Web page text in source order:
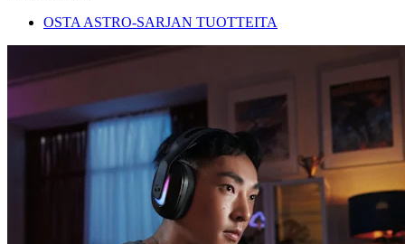
OSTA ASTRO-SARJAN TUOTTEITA